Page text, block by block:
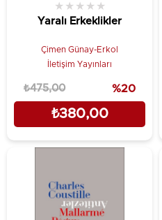
Yaralı Erkeklikler
★ ★ ★ ★ ★
Çimen Günay-Erkol
İletişim Yayınları
₺380,00
₺475,00 %20